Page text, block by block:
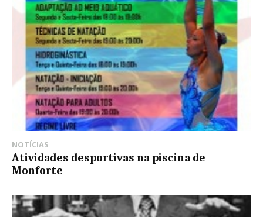
NOTÍCIAS
Atividades desportivas na piscina de
Monforte